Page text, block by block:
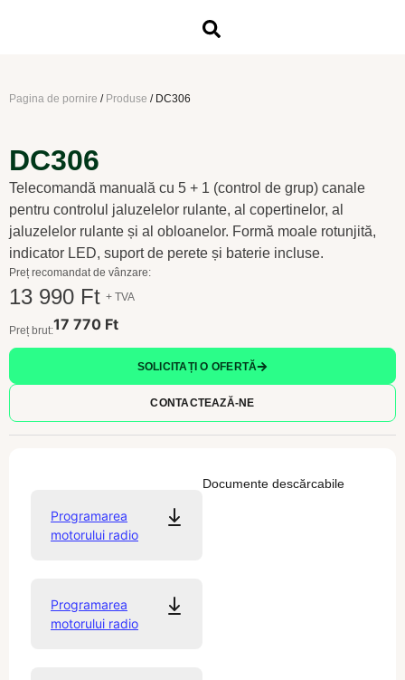
Pagina de pornire / Produse / DC306
DC306
Telecomandă manuală cu 5 + 1 (control de grup) canale
pentru controlul jaluzelelor rulante, al copertinelor, al
jaluzelelor rulante și al obloanelor. Formă moale rotunjită,
indicator LED, suport de perete și baterie incluse.
Preț recomandat de vânzare:
13 990 Ft + TVA
Preț brut:17 770 Ft
SOLICITAȚI O OFERTĂ
CONTACTEAZĂ-NE
Documente descărcabile
Programarea
motorului radio
Programarea
motorului radio